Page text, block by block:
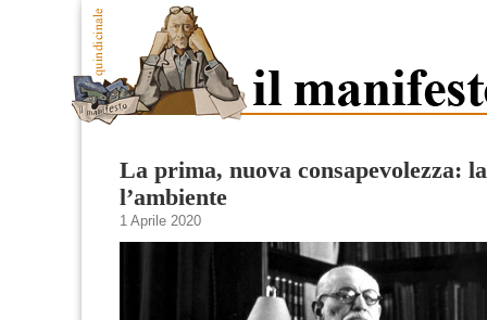
La prima, nuova consapevolezza:
l’ambiente
1 Aprile 2020